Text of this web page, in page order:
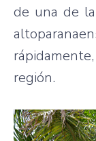
de una de
región.